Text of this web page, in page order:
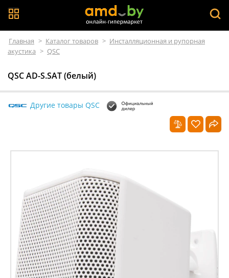
Главная > Каталог товаров > Инсталляционная и рупорная
акустика > QSC
QSC AD-S.SAT (белый)
Другие товары QSC